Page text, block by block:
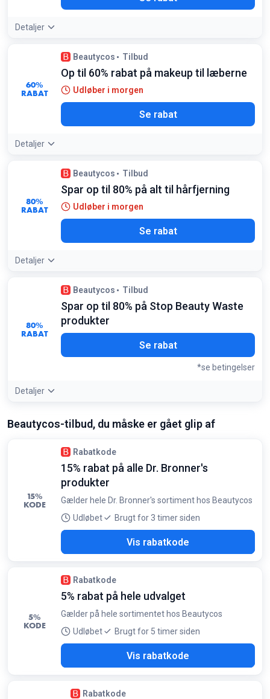
Detaljer
60%
RABAT
Beautycos Tilbud
Op til 60% rabat på makeup til læberne
Udløber i morgen
Se rabat
Detaljer
80%
RABAT
Beautycos Tilbud
Spar op til 80% på alt til hårfjerning
Udløber i morgen
Se rabat
Detaljer
80%
RABAT
Beautycos Tilbud
Spar op til 80% på Stop Beauty Waste
produkter
Se rabat
*se betingelser
Detaljer
ofte tæt på deres 'bedst før' dato, hvilket giver dig de største
Betingelser:
Gælder kun udvalgte varer i kategorien Stop Beauty Waste
Beautycos-tilbud, du måske er gået glip af
15%
KODE
Rabatkode
15% rabat på alle Dr. Bronner's
produkter
Gælder hele Dr. Bronner's sortiment hos Beautycos
Udløbet
Brugt for 3 timer siden
Vis rabatkode
5%
KODE
Rabatkode
5% rabat på hele udvalget
Gælder på hele sortimentet hos Beautycos
Udløbet
Brugt for 5 timer siden
Vis rabatkode
Rabatkode